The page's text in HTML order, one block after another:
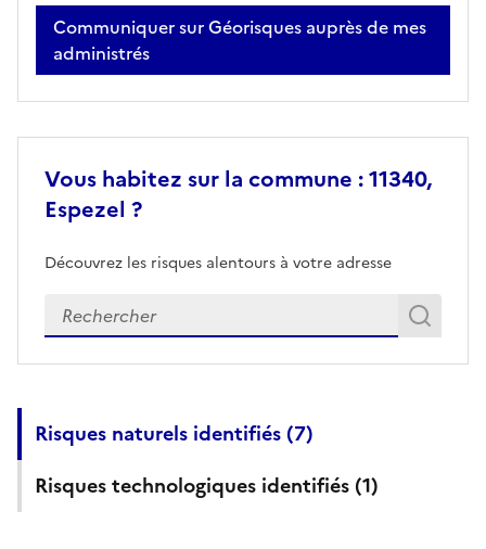
Communiquer sur Géorisques auprès de mes
administrés
Vous habitez sur la commune : 11340,
Espezel ?
Découvrez les risques alentours à votre adresse
Veuillez renseigner votre adresse exacte
Risques naturels identifiés (7)
Risques technologiques identifiés (1)